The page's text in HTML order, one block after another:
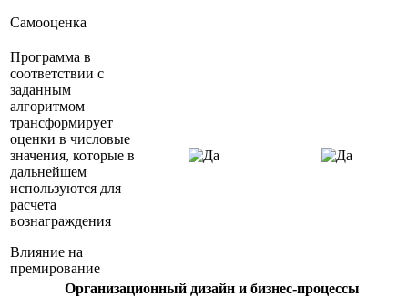
Самооценка
Программа в
соответствии с
заданным
алгоритмом
трансформирует
оценки в числовые
значения, которые в
дальнейшем
используются для
расчета
вознаграждения
Влияние на
премирование
Организационный дизайн и бизнес-процессы